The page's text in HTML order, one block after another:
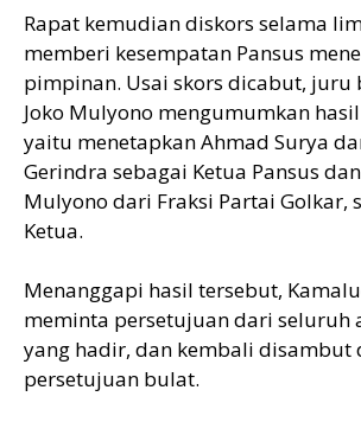
Rapat kemudian diskors selama
memberi kesempatan Pansus
pimpinan. Usai skors dicabut, juru
Joko Mulyono mengumumkan
yaitu menetapkan Ahmad Surya
Gerindra sebagai Ketua Pansus
Mulyono dari Fraksi Partai Golkar,
Ketua.
Menanggapi hasil tersebut,
meminta persetujuan dari seluruh
yang hadir, dan kembali disambut
persetujuan bulat.